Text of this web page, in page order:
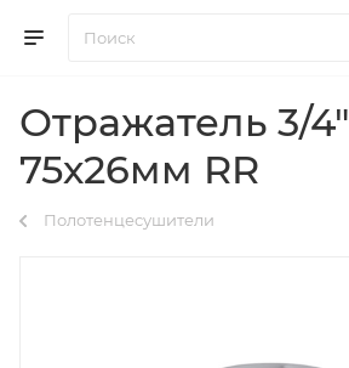
Отражатель 3/4"
75х26мм RR
Полотенцесушители